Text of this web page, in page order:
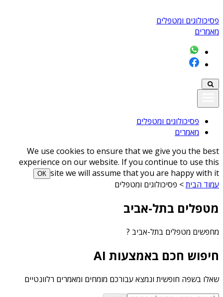
פסיכולוגים ומטפלים
מאמרים
פסיכולוגים ומטפלים
מאמרים
We use cookies to ensure that we give you the best
experience on our website. If you continue to use this
site we will assume that you are happy with it
ОК
עמוד הבית> פסיכולוגים ומטפלים
מטפלים בתל-אביב
מחפשים מטפלים בתל-אביב ?
חיפוש חכם באמצעות AI
שאלו בשפה חופשית ונמצא עבורכם מומחים ומאמרים רלוונטיים